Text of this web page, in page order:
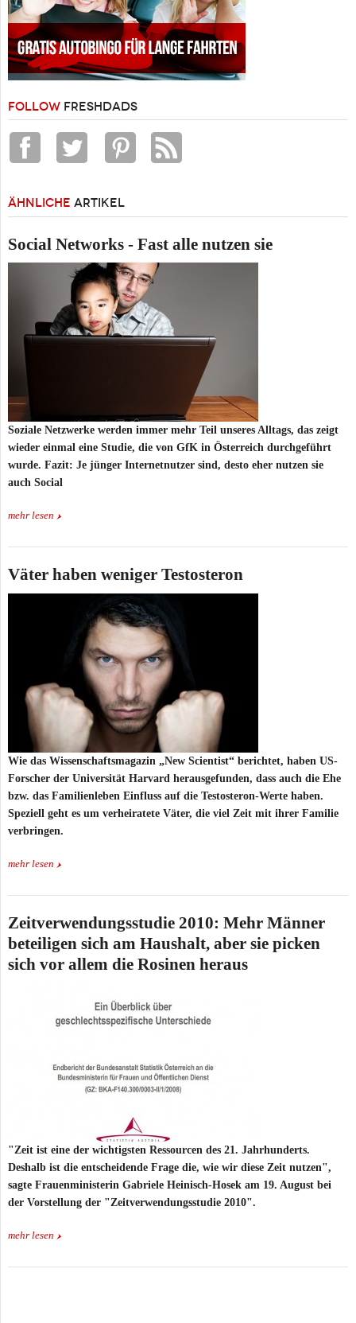
FOLLOW FRESHDADS
ÄHNLICHE ARTIKEL
Social Networks - Fast alle nutzen sie
Soziale Netzwerke werden immer mehr Teil unseres Alltags, das zeigt
wieder einmal eine Studie, die von GfK in Österreich durchgeführt
wurde. Fazit: Je jünger Internetnutzer sind, desto eher nutzen sie
auch Social
mehr lesen
Väter haben weniger Testosteron
Wie das Wissenschaftsmagazin „New Scientist“ berichtet, haben US-
Forscher der Universität Harvard herausgefunden, dass auch die Ehe
bzw. das Familienleben Einfluss auf die Testosteron-Werte haben.
Speziell geht es um verheiratete Väter, die viel Zeit mit ihrer Familie
verbringen.
mehr lesen
Zeitverwendungsstudie 2010: Mehr Männer
beteiligen sich am Haushalt, aber sie picken
sich vor allem die Rosinen heraus
"Zeit ist eine der wichtigsten Ressourcen des 21. Jahrhunderts.
Deshalb ist die entscheidende Frage die, wie wir diese Zeit nutzen",
sagte Frauenministerin Gabriele Heinisch-Hosek am 19. August bei
der Vorstellung der "Zeitverwendungsstudie 2010".
mehr lesen